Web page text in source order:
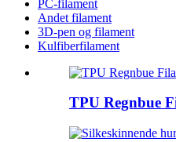
PC-filament
Andet filament
3D-pen og filament
Kulfiberfilament
TPU Regnbue